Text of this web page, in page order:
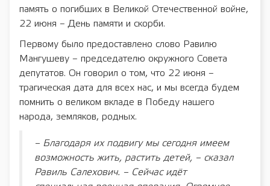
память о погибших в Великой Отечественной войне,
22 июня – День памяти и скорби.
Первому было предоставлено слово Равилю
Мангушеву – председателю окружного Совета
депутатов. Он говорил о том, что 22 июня –
трагическая дата для всех нас, и мы всегда будем
помнить о великом вкладе в Победу нашего
народа, земляков, родных.
– Благодаря их подвигу мы сегодня имеем
возможность жить, растить детей, – сказал
Равиль Салехович. – Сейчас идёт